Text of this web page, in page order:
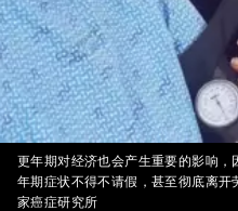
更年期对经济也会产生重要的影响
年期症状不得不请假，甚至彻底离开
家癌症研究所